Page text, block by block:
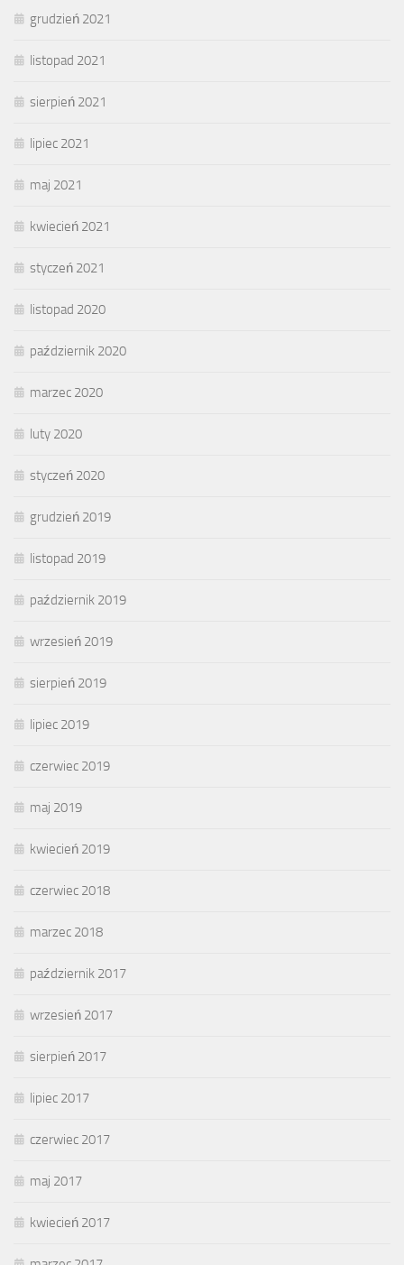
grudzień 2021
listopad 2021
sierpień 2021
lipiec 2021
maj 2021
kwiecień 2021
styczeń 2021
listopad 2020
październik 2020
marzec 2020
luty 2020
styczeń 2020
grudzień 2019
listopad 2019
październik 2019
wrzesień 2019
sierpień 2019
lipiec 2019
czerwiec 2019
maj 2019
kwiecień 2019
czerwiec 2018
marzec 2018
październik 2017
wrzesień 2017
sierpień 2017
lipiec 2017
czerwiec 2017
maj 2017
kwiecień 2017